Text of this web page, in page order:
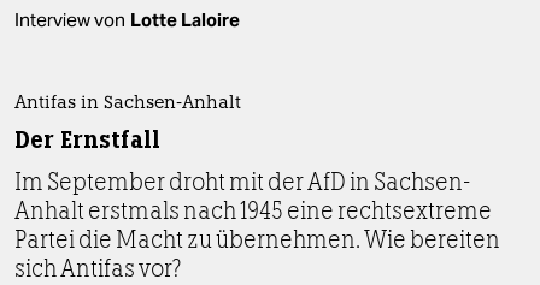
Interview von Lotte Laloire
Antifas in Sachsen-Anhalt
Der Ernstfall
Im September droht mit der AfD in Sachsen-
Anhalt erstmals nach 1945 eine rechtsextreme
Partei die Macht zu übernehmen. Wie bereiten
sich Antifas vor?